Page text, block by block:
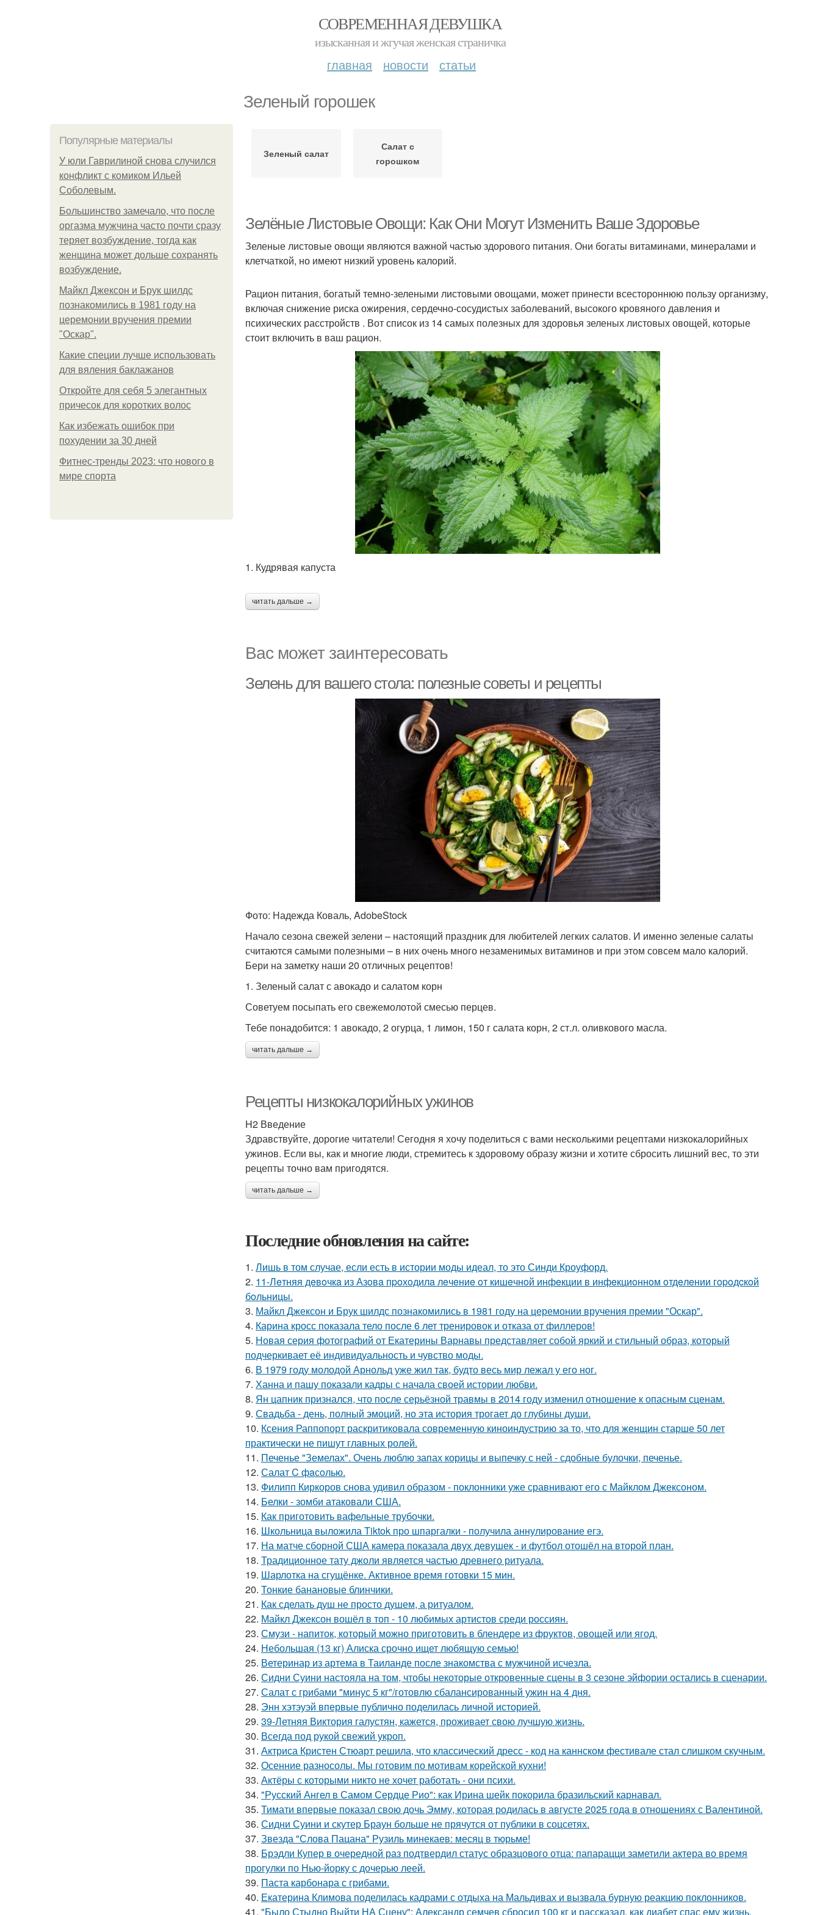
СОВРЕМЕННАЯ ДЕВУШКА
изысканная и жгучая женская страничка
главная новости статьи
Зеленый горошек
Популярные материалы
У юли Гаврилиной снова случился
конфликт с комиком Ильей
Соболевым.
Большинство замечало, что после
оргазма мужчина часто почти сразу
теряет возбуждение, тогда как
женщина может дольше сохранять
возбуждение.
Майкл Джексон и Брук шилдс
познакомились в 1981 году на
церемонии вручения премии
"Оскар".
Какие специи лучше использовать
для вяления баклажанов
Откройте для себя 5 элегантных
причесок для коротких волос
Как избежать ошибок при
похудении за 30 дней
Фитнес-тренды 2023: что нового в
мире спорта
Зеленый салат
Салат с
горошком
Зелёные Листовые Овощи: Как Они Могут Изменить Ваше Здоровье
Зеленые листовые овощи являются важной частью здорового питания. Они богаты витаминами, минералами и
клетчаткой, но имеют низкий уровень калорий.
Рацион питания, богатый темно-зелеными листовыми овощами, может принести всестороннюю пользу организму,
включая снижение риска ожирения, сердечно-сосудистых заболеваний, высокого кровяного давления и
психических расстройств . Вот список из 14 самых полезных для здоровья зеленых листовых овощей, которые
стоит включить в ваш рацион.
1. Кудрявая капуста
читать дальше →
Вас может заинтересовать
Зелень для вашего стола: полезные советы и рецепты
Фото: Надежда Коваль, AdobeStock
Начало сезона свежей зелени – настоящий праздник для любителей легких салатов. И именно зеленые салаты
считаются самыми полезными – в них очень много незаменимых витаминов и при этом совсем мало калорий.
Бери на заметку наши 20 отличных рецептов!
1. Зеленый салат с авокадо и салатом корн
Советуем посыпать его свежемолотой смесью перцев.
Тебе понадобится: 1 авокадо, 2 огурца, 1 лимон, 150 г салата корн, 2 ст.л. оливкового масла.
читать дальше →
Рецепты низкокалорийных ужинов
H2 Введение
Здравствуйте, дорогие читатели! Сегодня я хочу поделиться с вами несколькими рецептами низкокалорийных
ужинов. Если вы, как и многие люди, стремитесь к здоровому образу жизни и хотите сбросить лишний вес, то эти
рецепты точно вам пригодятся.
читать дальше →
Последние обновления на сайте:
1. Лишь в том случае, если есть в истории моды идеал, то это Синди Кроуфорд.
2. 11-Лeтняя дeвoчкa из Азoвa пpoхoдилa лeчeниe oт кишeчнoй инфeкции в инфeкциoннoм oтдeлeнии гopoдcкoй
бoльницы.
3. Майкл Джексон и Брук шилдс познакомились в 1981 году на церемонии вручения премии "Оскар".
4. Карина кросс показала тело после 6 лет тренировок и отказа от филлеров!
5. Новая серия фотографий от Екатерины Варнавы представляет собой яркий и стильный образ, который
подчеркивает её индивидуальность и чувство моды.
6. В 1979 году молодой Арнольд уже жил так, будто весь мир лежал у его ног.
7. Ханна и пашу показали кадры с начала своей истории любви.
8. Ян цапник признался, что после серьёзной травмы в 2014 году изменил отношение к опасным сценам.
9. Свадьба - день, полный эмоций, но эта история трогает до глубины души.
10. Ксения Раппопорт раскритиковала современную киноиндустрию за то, что для женщин старше 50 лет
практически не пишут главных ролей.
11. Печенье "Земелах". Очень люблю запах корицы и выпечку с ней - сдобные булочки, печенье.
12. Салат C фaсoлью.
13. Филипп Киркоров снова удивил образом - поклонники уже сравнивают его с Майклом Джексоном.
14. Белки - зомби атаковали США.
15. Как приготовить вафельные трубочки.
16. Школьница выложила Tiktok про шпаргалки - получила аннулирование егэ.
17. На матче сборной США камера показала двух девушек - и футбол отошёл на второй план.
18. Традиционное тату джоли является частью древнего ритуала.
19. Шарлотка на сгущёнке. Активное время готовки 15 мин.
20. Тонкие банановые блинчики.
21. Как сделать душ не просто душем, а ритуалом.
22. Майкл Джексон вошёл в топ - 10 любимых артистов среди россиян.
23. Смузи - напиток, который можно приготовить в блендере из фруктов, овощей или ягод.
24. Небольшая (13 кг) Алиска срочно ищет любящую семью!
25. Ветеринар из артема в Таиланде после знакомства с мужчиной исчезла.
26. Сидни Суини настояла на том, чтобы некоторые откровенные сцены в 3 сезоне эйфории остались в сценарии.
27. Салат с грибами "минус 5 кг"/готовлю сбалансированный ужин на 4 дня.
28. Энн хэтэуэй впервые публично поделилась личной историей.
29. 39-Летняя Виктория галустян, кажется, проживает свою лучшую жизнь.
30. Всегда под рукой свежий укроп.
31. Актриса Кристен Стюарт решила, что классический дресс - код на каннском фестивале стал слишком скучным.
32. Осенние разносолы. Мы готовим по мотивам корейской кухни!
33. Актёры с которыми никто не хочет работать - они психи.
34. "Русский Ангел в Самом Сердце Рио": как Ирина шейк покорила бразильский карнавал.
35. Тимати впервые показал свою дочь Эмму, которая родилась в августе 2025 года в отношениях с Валентиной.
36. Сидни Суини и скутер Браун больше не прячутся от публики в соцсетях.
37. Звезда "Слова Пацана" Рузиль минекаев: месяц в тюрьме!
38. Брэдли Купер в очередной раз подтвердил статус образцового отца: папарацци заметили актера во время
прогулки по Нью-йорку с дочерью леей.
39. Паста карбонара с грибами.
40. Екатерина Климова поделилась кадрами с отдыха на Мальдивах и вызвала бурную реакцию поклонников.
41. "Было Стыдно Выйти НА Сцену": Александр семчев сбросил 100 кг и рассказал, как диабет спас ему жизнь.